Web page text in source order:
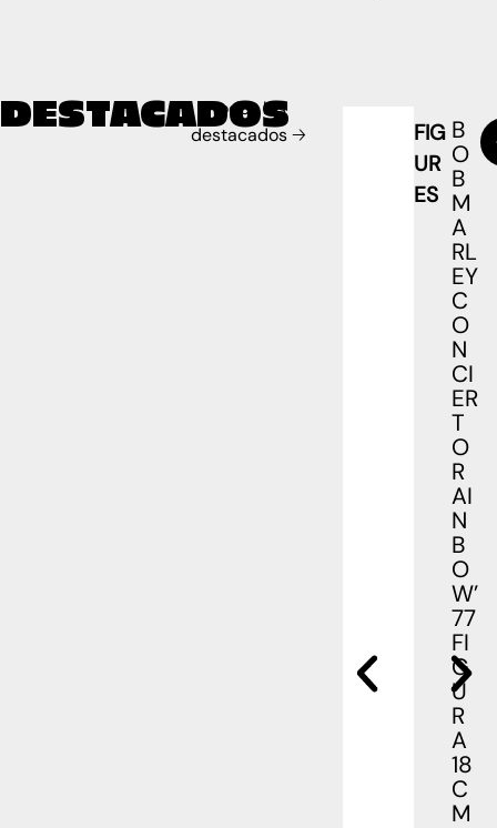
DESTACADOS
Todos los
destacados 🡢
FIG
UR
ES
B
O
B
M
A
RL
EY
C
O
N
CI
ER
T
O
R
AI
N
B
O
W’
77
FI
G
U
R
A
18
C
M